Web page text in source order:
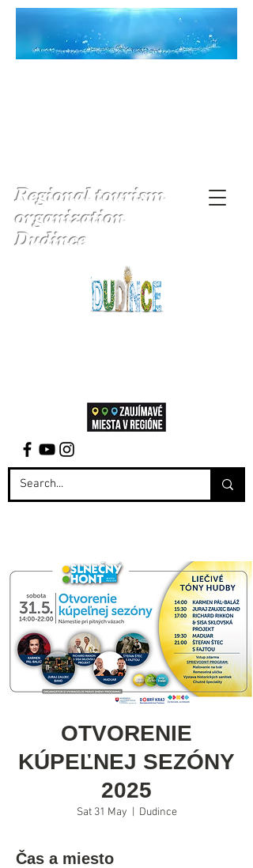
Regional tourism
organization
Dudince
OTVORENIE
KÚPEĽNEJ SEZÓNY
2025
Sat 31 May Dudince
Čas a miesto